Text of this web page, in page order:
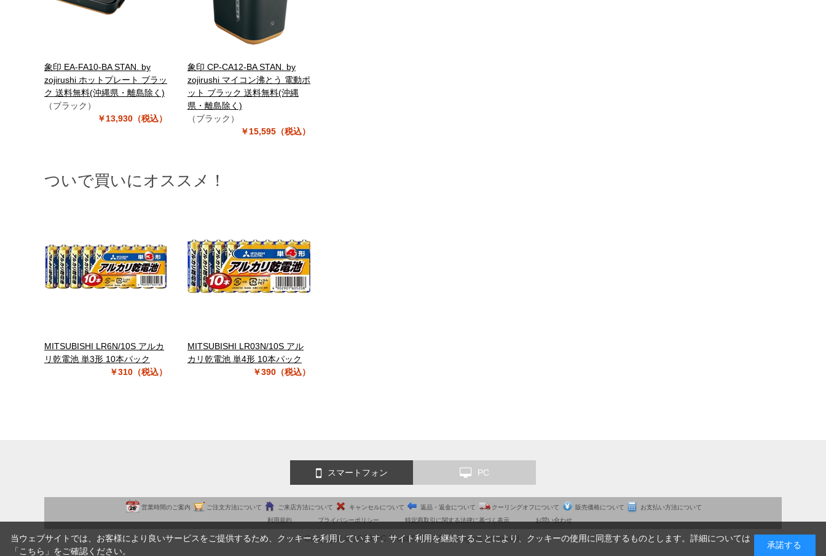
象印 EA-FA10-BA STAN. by
zojirushi ホットプレート ブラッ
ク 送料無料(沖縄県・離島除く)
（ブラック）
￥13,930（税込）
象印 CP-CA12-BA STAN. by
zojirushi マイコン沸とう 電動ポ
ット ブラック 送料無料(沖縄
県・離島除く)
（ブラック）
￥15,595（税込）
ついで買いにオススメ！
MITSUBISHI LR6N/10S アルカ
リ乾電池 単3形 10本パック
￥310（税込）
MITSUBISHI LR03N/10S アル
カリ乾電池 単4形 10本パック
￥390（税込）
スマートフォン PC
営業時間のご案内 ご注文方法について ご来店方法について キャンセルについて 返品・返金について クーリングオフについて 販売価格について
お支払い方法について
利用規約
プライバシーポリシー 特定商取引に関する法律に基づく表示 お問い合わせ
Copyright © 2010 PC Trust CO.,LTD. All rights reserved.
当ウェブサイトでは、お客様により良いサービスをご提供するため、クッキーを利用しています。サイト利用を継続することにより、クッキーの使用に同意するものとします。詳細については
「 こちら 」をご確認ください。
承諾する